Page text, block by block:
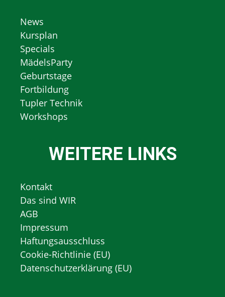
News
Kursplan
Specials
MädelsParty
Geburtstage
Fortbildung
Tupler Technik
Workshops
WEITERE LINKS
Kontakt
Das sind WIR
AGB
Impressum
Haftungsausschluss
Cookie-Richtlinie (EU)
Datenschutzerklärung (EU)